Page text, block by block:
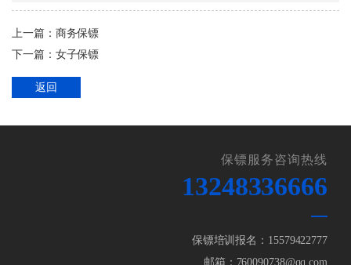
上一篇： 商务保镖
下一篇： 女子保镖
返回
保镖服务咨询热线
13248336666
保镖培训报名：15579422777
邮箱：760090738@qq.com